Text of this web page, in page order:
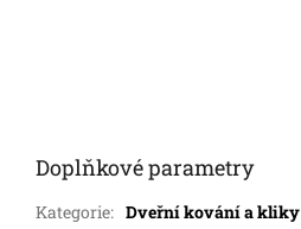
Doplňkové parametry
Kategorie: Dveřní kování a kliky